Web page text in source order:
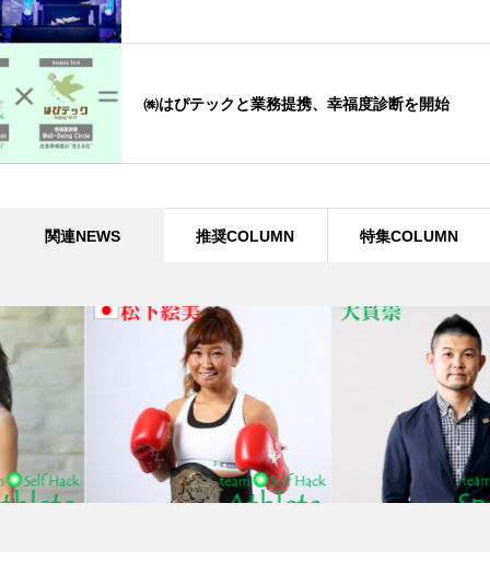
㈱はぴテックと業務提携、幸福度診断を開始
関連NEWS 推奨COLUMN 特集COLUMN